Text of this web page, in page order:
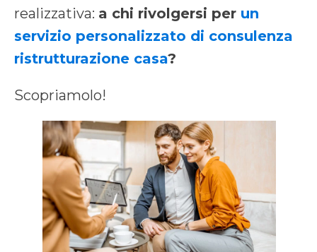
realizzativa: a chi rivolgersi per un
servizio personalizzato di consulenza
ristrutturazione casa?
Scopriamolo!